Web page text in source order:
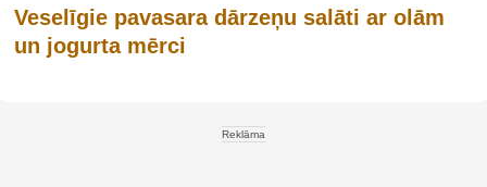
Veselīgie pavasara dārzeņu salāti ar olām
un jogurta mērci
Reklāma